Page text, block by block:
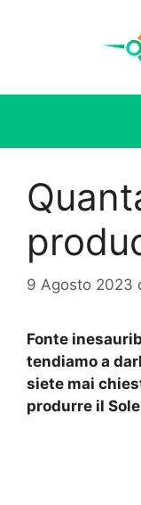
9 Agosto 2023
Fonte
tendiamo a
siete mai
produrre il